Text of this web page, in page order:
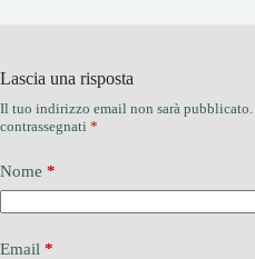
Lascia una risposta
Il tuo indirizzo email non sarà pubblicato.
contrassegnati *
Nome *
Email *